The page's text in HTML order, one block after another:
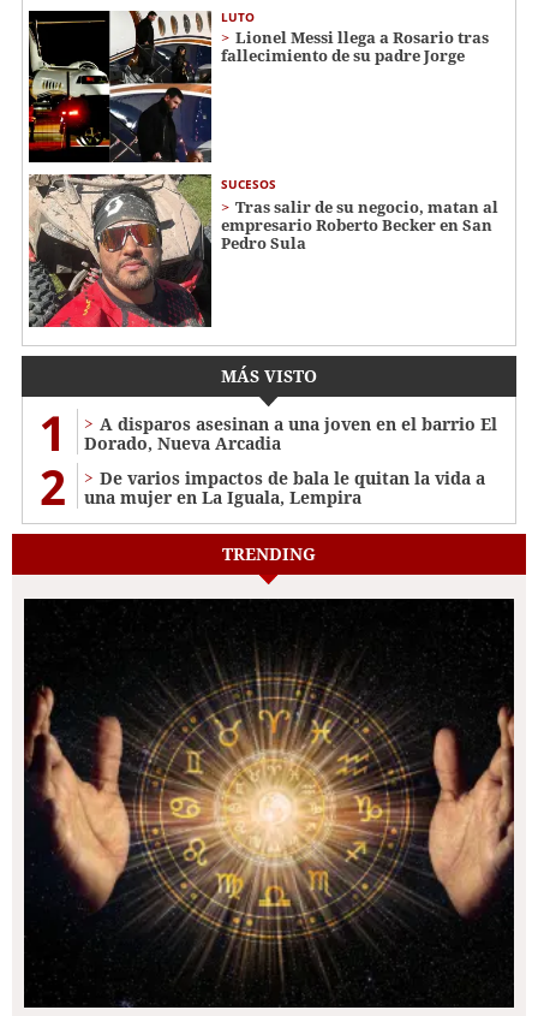
LUTO
Lionel Messi llega a Rosario tras
fallecimiento de su padre Jorge
SUCESOS
Tras salir de su negocio, matan al
empresario Roberto Becker en San
Pedro Sula
MÁS VISTO
1
A disparos asesinan a una joven en el barrio El
Dorado, Nueva Arcadia
2
De varios impactos de bala le quitan la vida a
una mujer en La Iguala, Lempira
TRENDING